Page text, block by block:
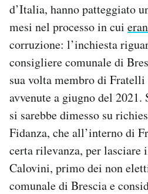
Newsletter
Notifiche mobile
Esci
d’Italia, hanno patteggiato
mesi nel processo in cui
corruzione: l’inchiesta
consigliere comunale di
sua volta membro di
avvenute a giugno del 2021.
si sarebbe dimesso su
Fidanza, che all’interno di
certa rilevanza, per lasciare
Calovini, primo dei non
comunale di Brescia e